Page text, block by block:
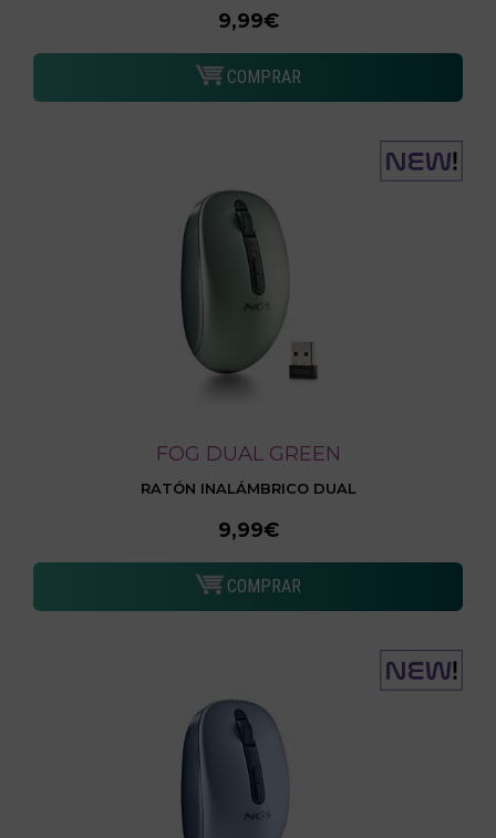
9,99€
COMPRAR
FOG DUAL GREEN
RATÓN INALÁMBRICO DUAL
9,99€
COMPRAR